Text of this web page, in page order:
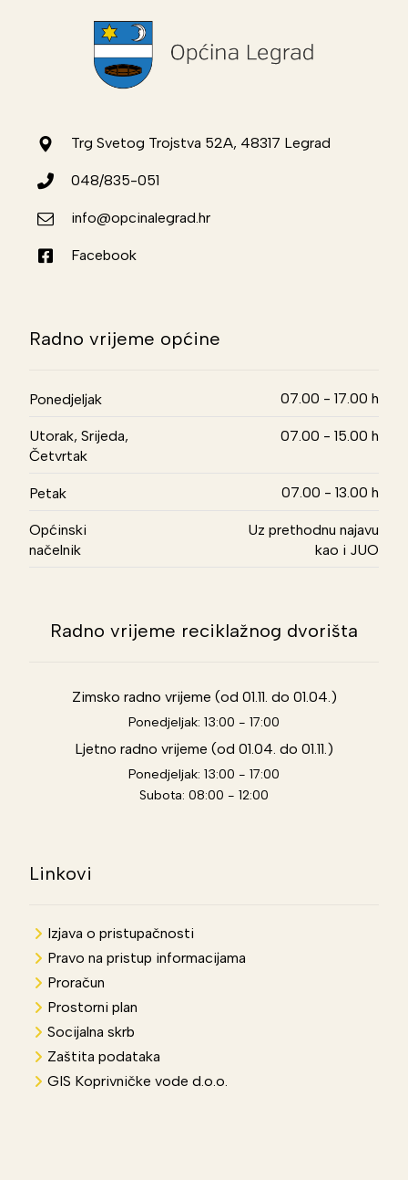
Trg Svetog Trojstva 52A, 48317 Legrad
048/835-051
info@opcinalegrad.hr
Facebook
Radno vrijeme općine
Ponedjeljak 07.00 - 17.00 h
Utorak, Srijeda,
Četvrtak
07.00 - 15.00 h
Petak 07.00 - 13.00 h
Općinski
načelnik
Uz prethodnu najavu
kao i JUO
Radno vrijeme reciklažnog dvorišta
Zimsko radno vrijeme (od 01.11. do 01.04.)
Ponedjeljak: 13:00 - 17:00
Ljetno radno vrijeme (od 01.04. do 01.11.)
Ponedjeljak: 13:00 - 17:00
Subota: 08:00 - 12:00
Linkovi
Izjava o pristupačnosti
Pravo na pristup informacijama
Proračun
Prostorni plan
Socijalna skrb
Zaštita podataka
GIS Koprivničke vode d.o.o.